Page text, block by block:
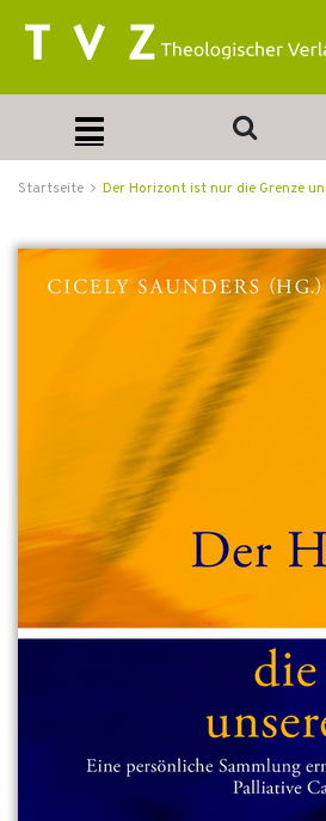
Startseite Der Horizont ist nur die Grenze